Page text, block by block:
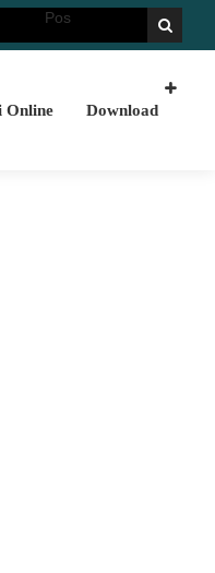
Selamat Datang di
Online Download